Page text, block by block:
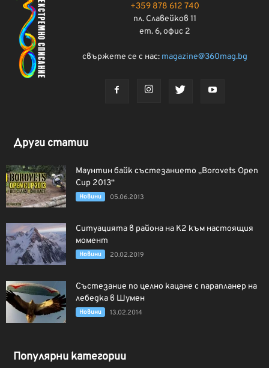
+359 878 612 740
пл. Славейков 11
ет. 6, офис 2
свържете се с нас: magazine@360mag.bg
Други статии
Маунтин байк състезанието „Borovets Open
Cup 2013“
Новини 05.06.2013
Ситуацията в района на К2 към настоящия
момент
Новини 20.02.2019
Състезание по целно кацане с парапланер на
лебедка в Шумен
Новини 13.02.2014
Популярни категории